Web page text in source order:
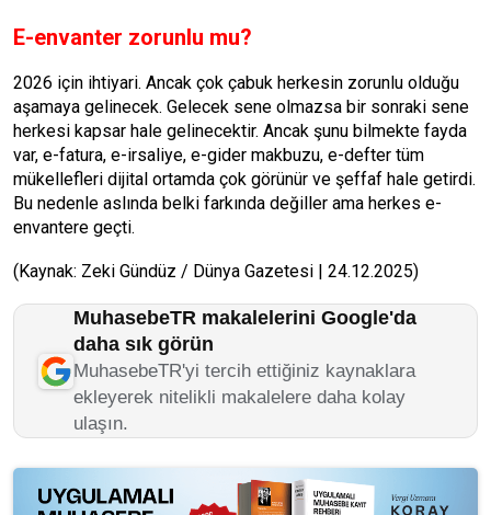
E-envanter zorunlu mu?
2026 için ihtiyari. Ancak çok çabuk herkesin zorunlu olduğu
aşamaya gelinecek. Gelecek sene olmazsa bir sonraki sene
herkesi kapsar hale gelinecektir. Ancak şunu bilmekte fayda
var, e-fatura, e-irsaliye, e-gider makbuzu, e-defter tüm
mükellefleri dijital ortamda çok görünür ve şeffaf hale getirdi.
Bu nedenle aslında belki farkında değiller ama herkes e-
envantere geçti.
(Kaynak: Zeki Gündüz / Dünya Gazetesi | 24.12.2025)
MuhasebeTR makalelerini Google'da
daha sık görün
MuhasebeTR'yi tercih ettiğiniz kaynaklara
ekleyerek nitelikli makalelere daha kolay
ulaşın.